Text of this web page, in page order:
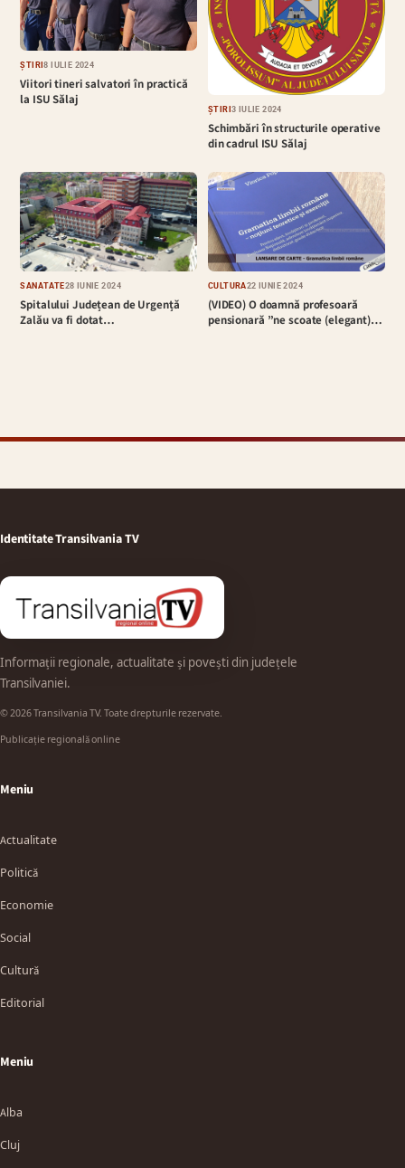
ȘTIRI8 IULIE 2024
Viitori tineri salvatori în practică
la ISU Sălaj
ȘTIRI3 IULIE 2024
Schimbări în structurile operative
din cadrul ISU Sălaj
SĂNĂTATE28 IUNIE 2024
Spitalului Județean de Urgență
Zalău va fi dotat…
CULTURĂ22 IUNIE 2024
(VIDEO) O doamnă profesoară
pensionară ”ne scoate (elegant)…
Identitate Transilvania TV
Informații regionale, actualitate și povești din județele
Transilvaniei.
© 2026 Transilvania TV. Toate drepturile rezervate.
Publicație regională online
Meniu
Actualitate
Politică
Economie
Social
Cultură
Editorial
Meniu
Alba
Cluj